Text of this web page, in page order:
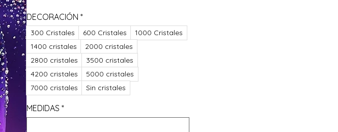
DECORACIÓN *
300 Cristales 600 Cristales
1000 Cristales
1400 cristales
2000 cristales
2800 cristales
3500 cristales
4200 cristales
5000 cristales
7000 cristales
Sin cristales
MEDIDAS *